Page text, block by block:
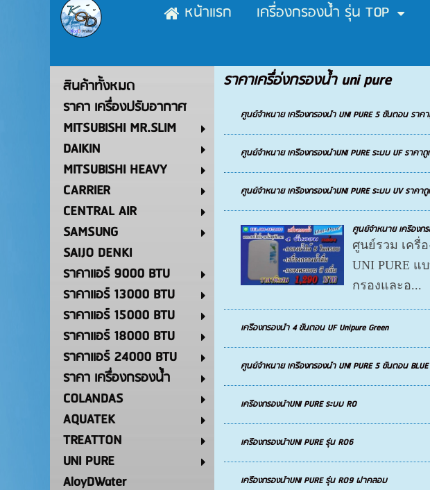
หน้าแรก เครื่องกรองน้ำ รุ่น TOP
สินค้าทั้งหมด
ราคา เครื่องปรับอากาศ
MITSUBISHI MR.SLIM
DAIKIN
MITSUBISHI HEAVY
CARRIER
CENTRAL AIR
SAMSUNG
SAIJO DENKI
ราคาแอร์ 9000 BTU
ราคาแอร์ 13000 BTU
ราคาแอร์ 15000 BTU
ราคาแอร์ 18000 BTU
ราคาแอร์ 24000 BTU
ราคา เครื่องกรองน้ำ
COLANDAS
AQUATEK
TREATTON
UNI PURE
AloyDWater
ราคาเครื่อ่งกรองน้ำ uni pure
ศูนย์จำหนาย เครื่องกรองน้ำ UNI PURE 5 ขั้นตอน ราค
ศูนย์จำหนาย เครื่องกรองน้ำUNI PURE ระบบ UF ราคา
ศูนย์จำหนาย เครื่องกรองน้ำUNI PURE ระบบ UV ราคา
ศูนย์จำหนาย เครื่องก
ศูนย์รวม เครื่
UNI PURE
กรองและอ...
เครื่องกรองน้ำ 4 ขั้นตอน UF Unipure Green
ศูนย์จำหนาย เครื่องกรองน้ำ UNI PURE 5 ขั้นตอน
เครื่องกรองน้ำUNI PURE ระบบ RO
เครื่องกรองน้ำUNI PURE รุ่น RO6
เครื่องกรองน้ำUNI PURE รุ่น RO9 ฝาคลอบ